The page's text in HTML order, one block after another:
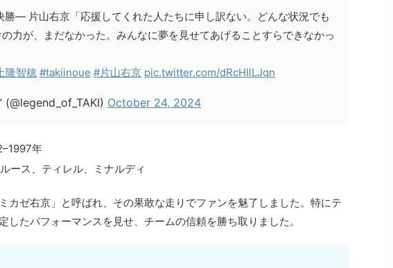
― 片山右京「応援してくれた人たちに申し訳ない。どんな状況でも
力が、まだなかった。みんなに夢を見せてあげることすらできなかっ
隆智穂 #takiinoue #片山右京 pic.twitter.com/dRcHIlLJqn
(@legend_of_TAKI) October 24, 2024
年
ルース、ティレル、ミナルディ
カゼ右京」と呼ばれ、その果敢な走りでファンを魅了しました。特にテ
したパフォーマンスを見せ、チームの信頼を勝ち取りました。